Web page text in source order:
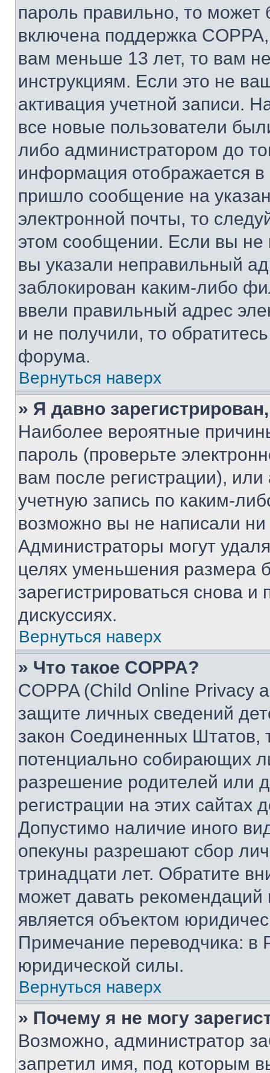
пароль правильно, то может
включена поддержка
вам меньше 13 лет, то вам
инструкциям. Если это не
активация учетной записи.
все новые пользователи
либо администратором до
информация отображается
пришло сообщение на
электронной почты, то
этом сообщении. Если вы
вы указали неправильный
заблокирован каким-либо
ввели правильный адрес
и не получили, то
форума.
Вернуться наверх
» Я давно
Наиболее вероятные
пароль (проверьте
вам после регистрации),
учетную запись по каким-
возможно вы не написали
Администраторы могут
целях уменьшения размера
зарегистрироваться снова и
дискуссиях.
Вернуться наверх
» Что такое COPPA?
COPPA (Child Online Privacy
защите личных сведений
закон Соединенных Штатов,
потенциально собирающих
разрешение родителей или
регистрации на этих сайтах
Допустимо наличие иного
опекуны разрешают сбор
тринадцати лет. Обратите
может давать
является объектом
Примечание переводчика: в
юридической силы.
Вернуться наверх
» Почему я не могу
Возможно, администратор
запретил имя, под которым